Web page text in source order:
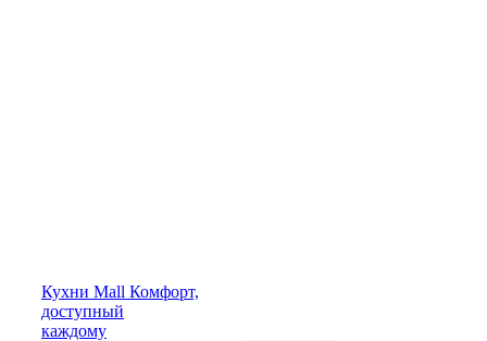
Кухни Mall Комфорт,
доступный
каждому